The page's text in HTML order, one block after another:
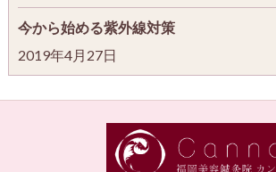
今から始める紫外線対策
2019年4月27日